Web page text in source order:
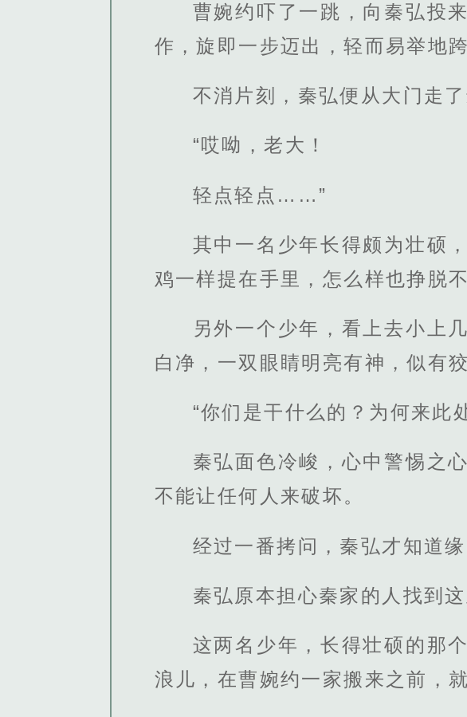
曹婉约吓了一跳，向秦弘投
作，旋即一步迈出，轻而易举地
不消片刻，秦弘便从大门走
“哎呦，老大！
轻点轻点……”
其中一名少年长得颇为壮硕
鸡一样提在手里，怎么样也挣脱不
另外一个少年，看上去小上
白净，一双眼睛明亮有神，似有
“你们是干什么的？为何来此
秦弘面色冷峻，心中警惕之
不能让任何人来破坏。
经过一番拷问，秦弘才知道
秦弘原本担心秦家的人找到
这两名少年，长得壮硕的那
浪儿，在曹婉约一家搬来之前，